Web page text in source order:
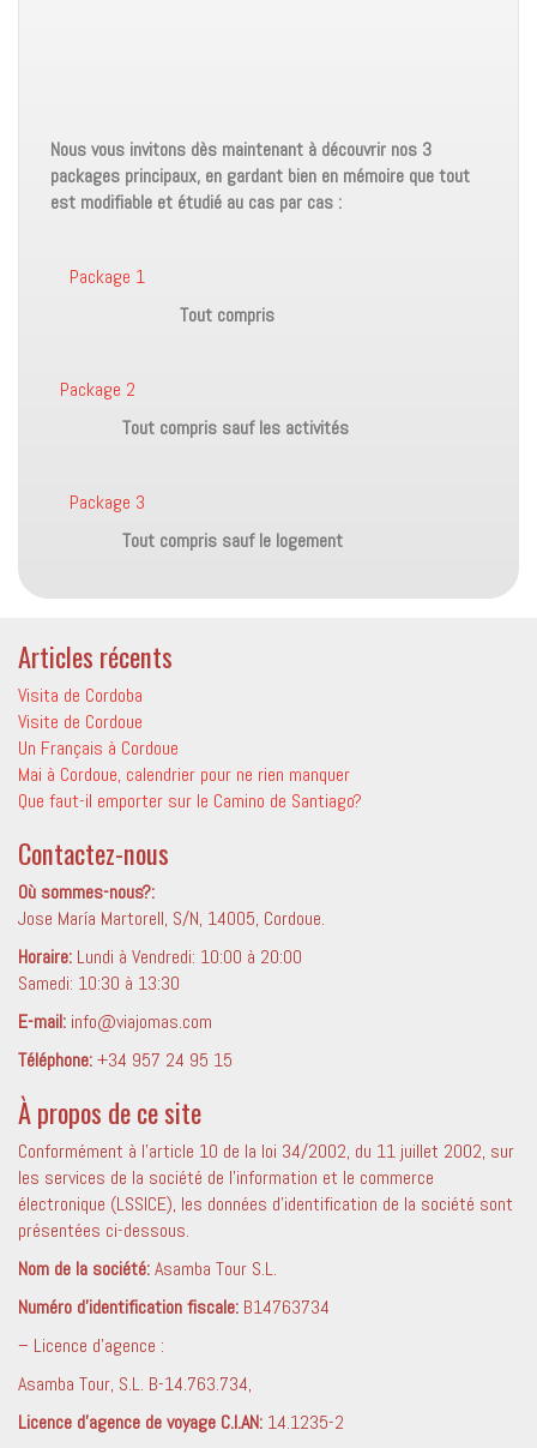
Nous vous invitons dès maintenant à découvrir nos 3
packages principaux, en gardant bien en mémoire que tout
est modifiable et étudié au cas par cas :
Package 1
Tout compris
Package 2
Tout compris sauf les activités
Package 3
Tout compris sauf le logement
Articles récents
Visita de Cordoba
Visite de Cordoue
Un Français à Cordoue
Mai à Cordoue, calendrier pour ne rien manquer
Que faut-il emporter sur le Camino de Santiago?
Contactez-nous
Où sommes-nous?:
Jose María Martorell, S/N, 14005, Cordoue.
Horaire: Lundi à Vendredi: 10:00 à 20:00
Samedi: 10:30 à 13:30
E-mail: info@viajomas.com
Téléphone:+34 957 24 95 15
À propos de ce site
Conformément à l’article 10 de la loi 34/2002, du 11 juillet 2002, sur
les services de la société de l’information et le commerce
électronique (LSSICE), les données d’identification de la société sont
présentées ci-dessous.
Nom de la société:Asamba Tour S.L.
Numéro d’identification fiscale: B14763734
– Licence d’agence :
Asamba Tour, S.L. B-14.763.734,
Licence d’agence de voyage C.I.AN: 14.1235-2